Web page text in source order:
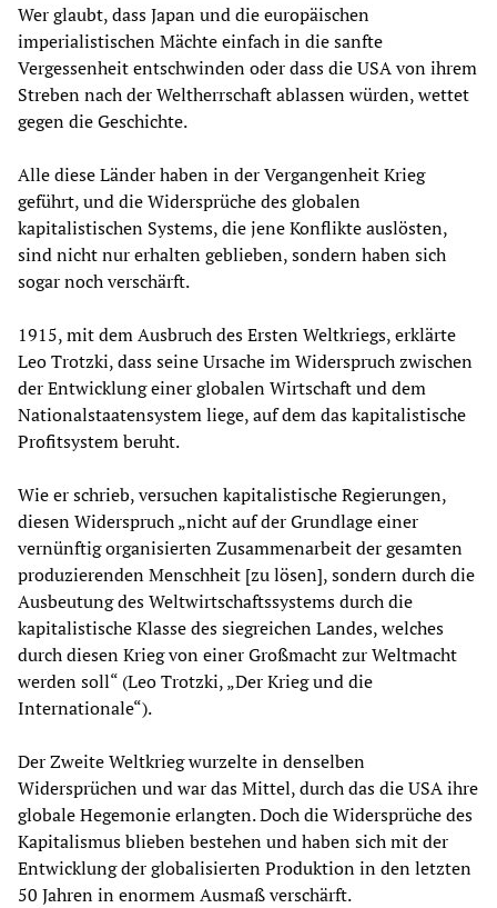
Wer glaubt, dass Japan und die europäischen
imperialistischen Mächte einfach in die sanfte
Vergessenheit entschwinden oder dass die USA von ihrem
Streben nach der Weltherrschaft ablassen würden, wettet
gegen die Geschichte.
Alle diese Länder haben in der Vergangenheit Krieg
geführt, und die Widersprüche des globalen
kapitalistischen Systems, die jene Konflikte auslösten,
sind nicht nur erhalten geblieben, sondern haben sich
sogar noch verschärft.
1915, mit dem Ausbruch des Ersten Weltkriegs, erklärte
Leo Trotzki, dass seine Ursache im Widerspruch zwischen
der Entwicklung einer globalen Wirtschaft und dem
Nationalstaatensystem liege, auf dem das kapitalistische
Profitsystem beruht.
Wie er schrieb, versuchen kapitalistische Regierungen,
diesen Widerspruch „nicht auf der Grundlage einer
vernünftig organisierten Zusammenarbeit der gesamten
produzierenden Menschheit [zu lösen], sondern durch die
Ausbeutung des Weltwirtschaftssystems durch die
kapitalistische Klasse des siegreichen Landes, welches
durch diesen Krieg von einer Großmacht zur Weltmacht
werden soll“ (Leo Trotzki, „Der Krieg und die
Internationale“).
Der Zweite Weltkrieg wurzelte in denselben
Widersprüchen und war das Mittel, durch das die USA ihre
globale Hegemonie erlangten. Doch die Widersprüche des
Kapitalismus blieben bestehen und haben sich mit der
Entwicklung der globalisierten Produktion in den letzten
50 Jahren in enormem Ausmaß verschärft.